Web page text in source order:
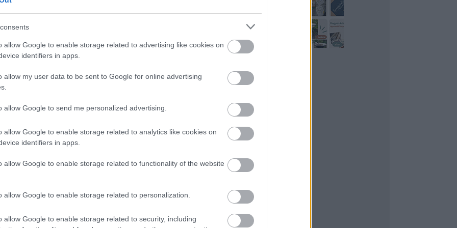
allow Google to enable storage related to advertising like cookies on
identifiers in apps.
allow my user data to be sent to Google for online advertising
allow Google to send me personalized advertising.
allow Google to enable storage related to analytics like cookies on
identifiers in apps.
allow Google to enable storage related to functionality of the website
allow Google to enable storage related to personalization.
allow Google to enable storage related to security, including
CÍMKÉK
advent (144)
art export(82)
diy (383)
fenntarthatóság(71)
festés( 174)
fonal (73)
gyerekjáték( 73)
hobbyművész(81)